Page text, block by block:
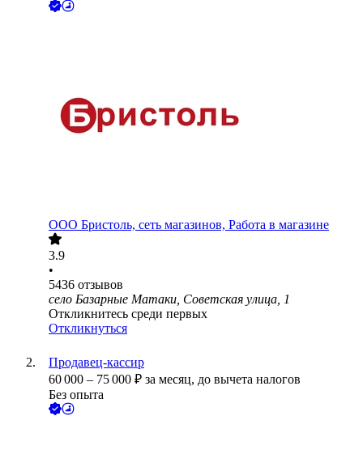
ООО Бристоль, сеть магазинов, Работа в магазине
3.9
•
5436 отзывов
село Базарные Матаки, Советская улица, 1
Откликнитесь среди первых
Откликнуться
Продавец-кассир
60 000 – 75 000 ₽ за месяц, до вычета налогов
Без опыта